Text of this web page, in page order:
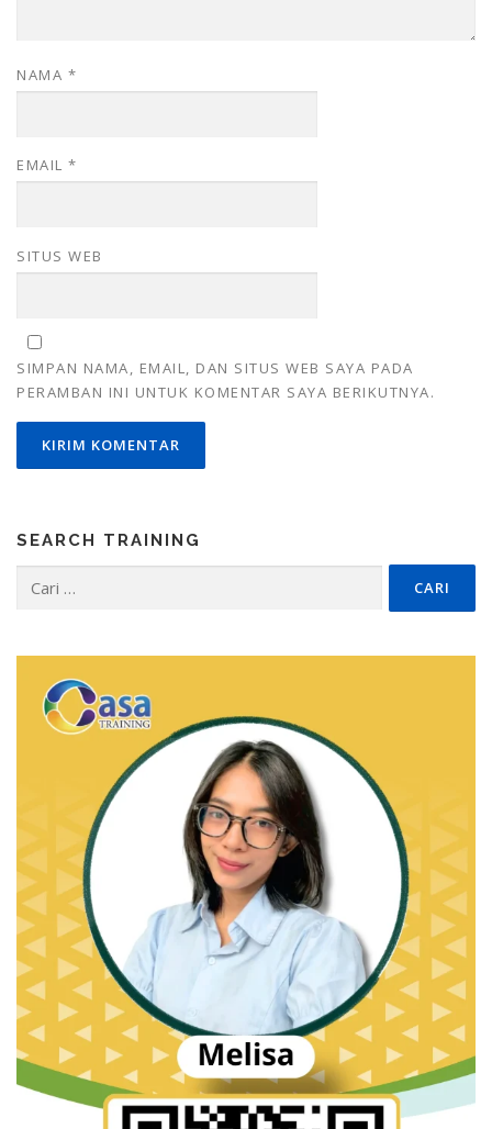
NAMA *
EMAIL *
SITUS WEB
SIMPAN NAMA, EMAIL, DAN SITUS WEB SAYA PADA
PERAMBAN INI UNTUK KOMENTAR SAYA BERIKUTNYA.
SEARCH TRAINING
untuk: